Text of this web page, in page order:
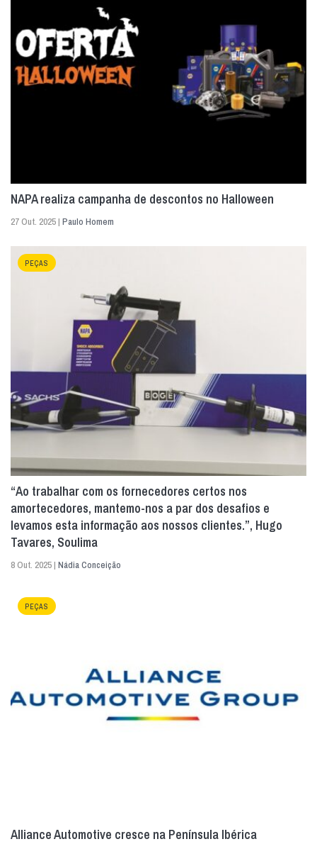
NAPA realiza campanha de descontos no Halloween
27 Out. 2025 | Paulo Homem
PEÇAS
“Ao trabalhar com os fornecedores certos nos
amortecedores, mantemo-nos a par dos desafios e
levamos esta informação aos nossos clientes.”, Hugo
Tavares, Soulima
8 Out. 2025 | Nádia Conceição
PEÇAS
Alliance Automotive cresce na Península Ibérica